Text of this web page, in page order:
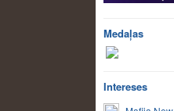
Medaļas
Intereses